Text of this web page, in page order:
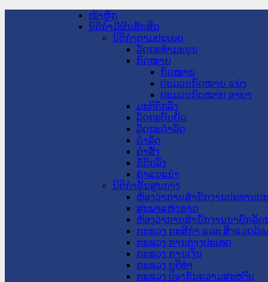
ໜ້າຫຼັກ
ນິຕິກໍາມີຜົນສັກສິດ
ນິຕິກໍາຕາມປະເພດ
ລັດຖະທໍາມະນູນ
ກົດໝາຍ
ກົດໝາຍ
ປະມວນກົດໝາຍ ແພ່ງ
ປະມວນກົດໝາຍ ອາຍາ
ມະຕິຕົກລົງ
ລັດຖະບັນຍັດ
ລັດຖະດໍາລັດ
ດໍາລັດ
ຄໍາສັ່ງ
ຂໍ້ຕົກລົງ
ຄໍາແນະນໍາ
ນິຕິກໍາຂັ້ນສູນກາງ
ຫ້ອງວ່າການສໍານັກງານປະທານປ
ສະພາແຫ່ງຊາດ
ຫ້ອງວ່າການສຳນັກງານນາຍົກລັດ
ກະຊວງ ກະສິກຳ ແລະ ສິ່ງແວດລ້ອ
ກະຊວງ ການຕ່າງປະເທດ
ກະຊວງ ການເງິນ
ກະຊວງ ຍຸຕິທໍາ
ກະຊວງ ປ້ອງກັນຄວາມສະຫງົບ